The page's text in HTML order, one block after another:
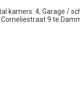
kamers: 4, Garage /
9 te